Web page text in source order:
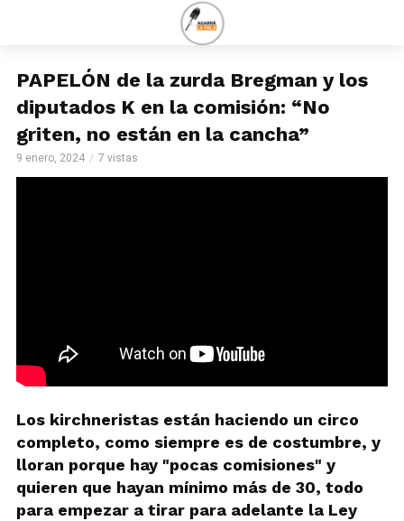
PAPELÓN de la zurda Bregman y los
diputados K en la comisión: “No
griten, no están en la cancha”
9 enero, 2024 7 vistas
Los kirchneristas están haciendo un circo
completo, como siempre es de costumbre, y
lloran porque hay "pocas comisiones" y
quieren que hayan mínimo más de 30, todo
para empezar a tirar para adelante la Ley